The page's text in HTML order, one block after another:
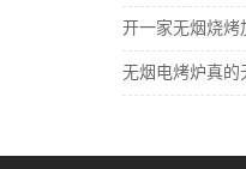
开一家无烟烧烤
无烟电烤炉真的